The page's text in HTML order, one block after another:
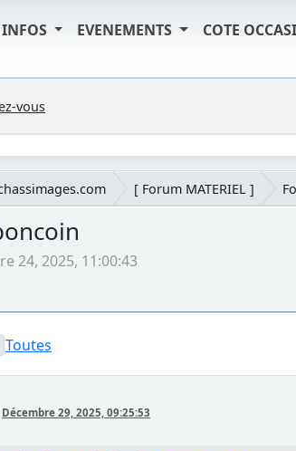
INFOS EVENEMENTS COTE
vous
[ Forum MATERIEL ]
24, 2025, 11:00:43
Toutes
Décembre 29, 2025, 09:25:53